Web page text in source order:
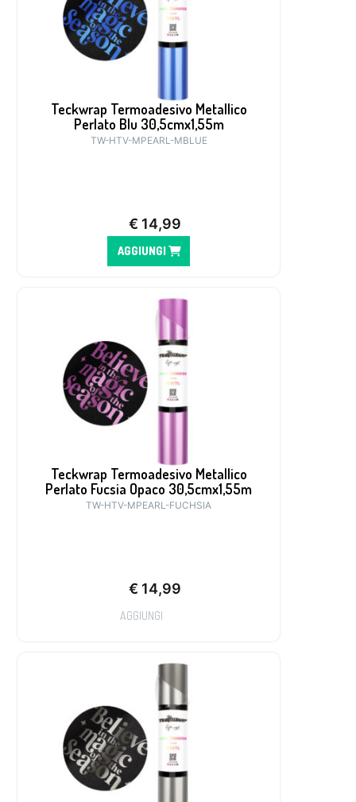
Teckwrap Termoadesivo Metallico
Perlato Blu 30,5cmx1,55m
TW-HTV-MPEARL-MBLUE
€ 14,99
AGGIUNGI
Teckwrap Termoadesivo Metallico
Perlato Fucsia Opaco 30,5cmx1,55m
TW-HTV-MPEARL-FUCHSIA
€ 14,99
AGGIUNGI